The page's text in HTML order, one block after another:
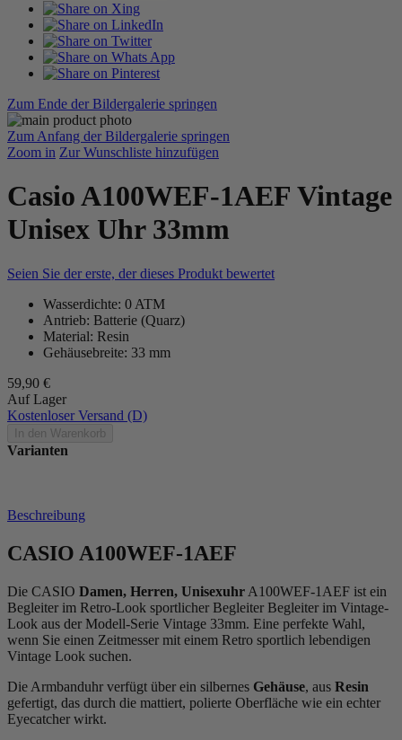
Zum Ende der Bildergalerie springen
Zum Anfang der Bildergalerie springen
Zoom in Zur Wunschliste hinzufügen
Casio A100WEF-1AEF Vintage
Unisex Uhr 33mm
Seien Sie der erste, der dieses Produkt bewertet
Wasserdichte: 0 ATM
Antrieb: Batterie (Quarz)
Material: Resin
Gehäusebreite: 33 mm
59,90 €
Auf Lager
Kostenloser Versand (D)
In den Warenkorb
Varianten
Beschreibung
CASIO A100WEF-1AEF
Die CASIO Damen, Herren, Unisexuhr A100WEF-1AEF ist ein
Begleiter im Retro-Look sportlicher Begleiter Begleiter im Vintage-
Look aus der Modell-Serie Vintage 33mm. Eine perfekte Wahl,
wenn Sie einen Zeitmesser mit einem Retro sportlich lebendigen
Vintage Look suchen.
Die Armbanduhr verfügt über ein silbernes Gehäuse, aus Resin
gefertigt, das durch die mattiert, polierte Oberfläche wie ein echter
Eyecatcher wirkt.